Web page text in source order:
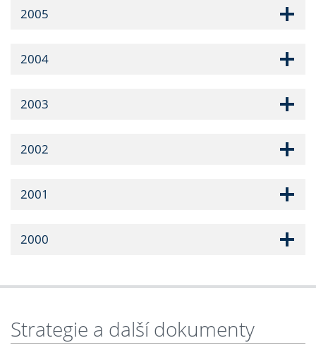
2005
2004
2003
2002
2001
2000
Strategie a další dokumenty